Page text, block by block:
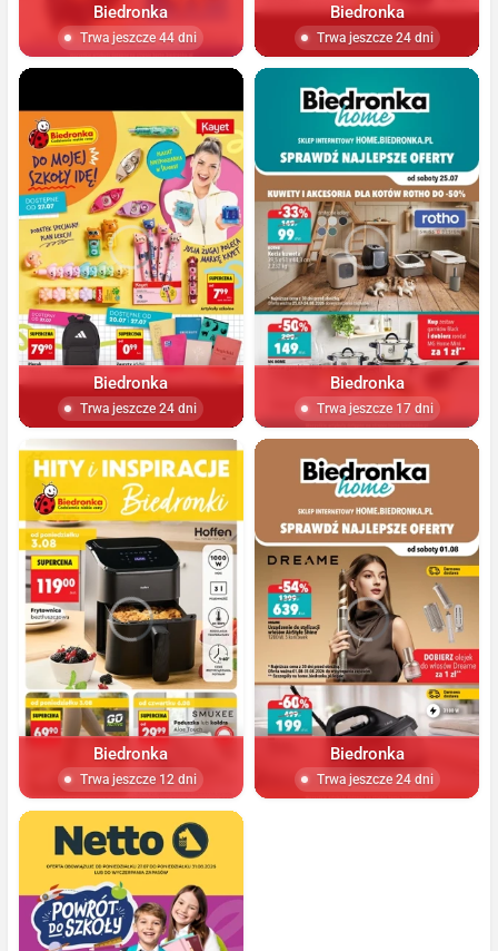
Biedronka
Trwa jeszcze 44 dni
Biedronka
Trwa jeszcze 24 dni
Biedronka
Trwa jeszcze 24 dni
Biedronka
Trwa jeszcze 17 dni
Biedronka
Trwa jeszcze 12 dni
Biedronka
Trwa jeszcze 24 dni